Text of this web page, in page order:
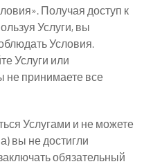
Получая доступ к
Услуги, вы
Условия.
Услуги или
не принимаете все
Услугами и не можете
вы не достигли
обязательный